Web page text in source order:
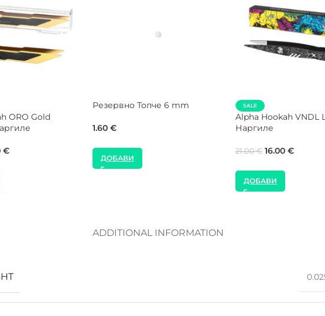
за
без Борд
XKAH Виличка с Поукър за
ДОБАВИ
SALE
AMOTION Grafitti
Предпазна Мрежа
20.00€ 15.00€
ДОБАВИ
ADDITIONAL INFORMATION